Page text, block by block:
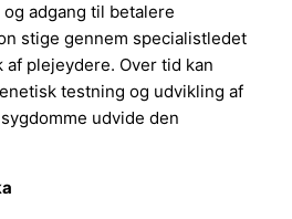
adgang til betalere
stige gennem specialistledet
plejeydere. Over tid kan
testning og udvikling af
udvide den